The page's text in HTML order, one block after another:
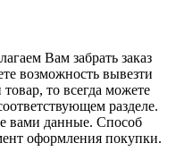
Вам забрать заказ
возможность вывезти
то всегда можете
разделе.
вами данные. Способ
оформления покупки.